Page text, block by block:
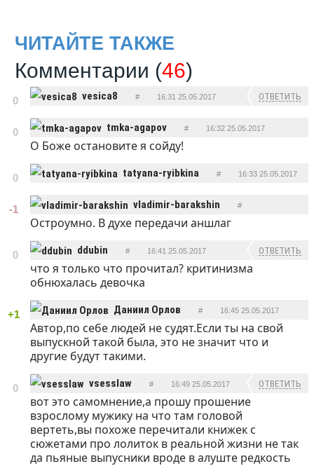
ЧИТАЙТЕ ТАКЖЕ
Комментарии (46)
0 vesica8 # 16:31 25.05.2017 ОТВЕТИТЬ
0 tmka-agapov # 16:32 25.05.2017
О Боже остановите я сойду!
0 tatyana-ryibkina # 16:33 25.05.2017
-1 vladimir-barakshin #
16:37 25.05.2017
Остроумно. В духе передачи аншлаг
0 ddubin # 16:41 25.05.2017 ОТВЕТИТЬ
что я только что прочитал? критинизма
обнюхалась девочка
+1 Даниил Орлов # 16:45 25.05.2017
ОТВЕТИТЬ
Автор,по себе людей не судят.Если ты на свой
выпускной такой была, это не значит что и
другие будут такими.
0 vsesslaw # 16:49 25.05.2017 ОТВЕТИТЬ
вот это самомнение,а прошу прошение
взрослому мужику на что там головой
вертеть,вы похоже перечитали книжек с
сюжетами про лолиток в реальной жизни не так
да пьяные выпусники вроде в алуште редкость